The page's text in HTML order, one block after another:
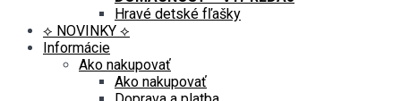
Hravé detské fľašky
⟡ NOVINKY ⟡
Informácie
Ako nakupovať
Ako nakupovať